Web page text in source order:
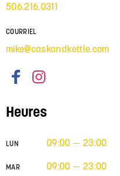
506.216.0311
COURRIEL
mike@caskandkettle.com
Heures
LUN 09:00 — 23:00
MAR 09:00 — 23:00